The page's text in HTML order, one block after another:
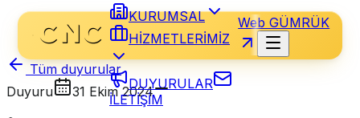
KURUMSAL
HİZMETLERİMİZ
DUYURULAR
İLETİŞİM
Web GÜMRÜK
Tüm duyurular
Duyuru
31 Ekim 2024